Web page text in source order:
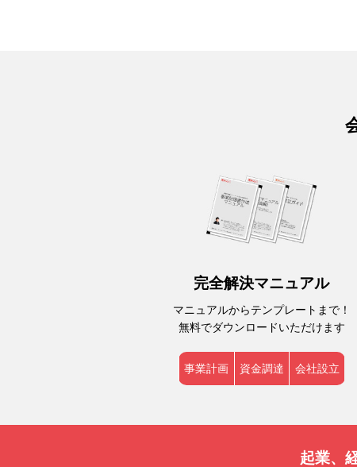
完全解決マニュアル
マニュアルからテンプレートまで！
無料でダウンロードいただけます
事業計画 資金調達 会社設立
起業、